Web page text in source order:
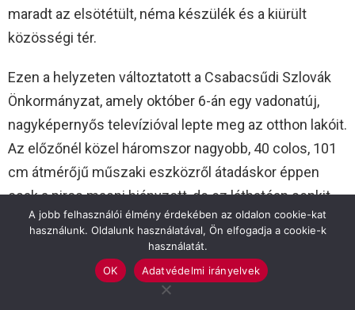
maradt az elsötétült, néma készülék és a kiürült
közösségi tér.
Ezen a helyzeten változtatott a Csabacsűdi Szlovák
Önkormányzat, amely október 6-án egy vadonatúj,
nagyképernyős televízióval lepte meg az otthon lakóit.
Az előzőnél közel háromszor nagyobb, 40 colos, 101
cm átmérőjű műszaki eszközről átadáskor éppen
csak a piros masni hiányzott, de ez láthatóan senkit
sem zavart.
– Korábban mindig a települési rendezvényt
támogattuk, de idén ez az önkormányzati hivatal
A jobb felhasználói élmény érdekében az oldalon cookie-kat
használunk. Oldalunk használatával, Ön elfogadja a cookie-k
használatát.
OK
Adatvédelmi irányelvek